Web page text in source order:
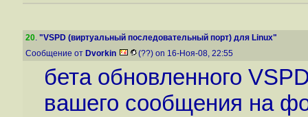
20. "VSPD (виртуальный последовательный порт) для Linux"
Сообщение от Dvorkin (??) on 16-Ноя-08, 22:55
бета обновленного
вашего сообщения на